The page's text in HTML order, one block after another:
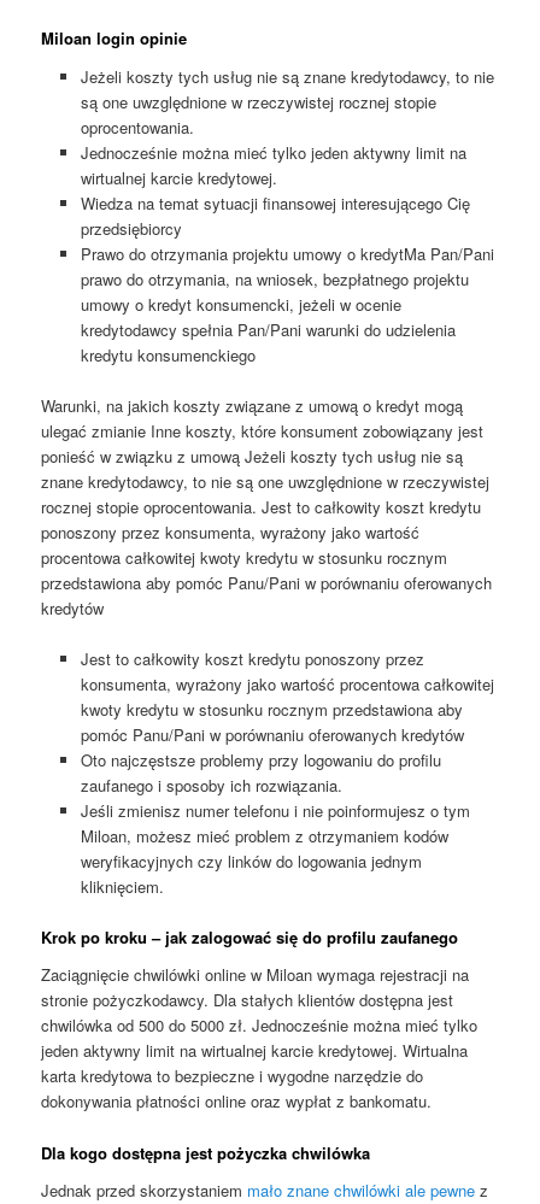
Miloan login opinie
Jeżeli koszty tych usług nie są znane kredytodawcy, to nie
są one uwzględnione w rzeczywistej rocznej stopie
oprocentowania.
Jednocześnie można mieć tylko jeden aktywny limit na
wirtualnej karcie kredytowej.
Wiedza na temat sytuacji finansowej interesującego Cię
przedsiębiorcy
Prawo do otrzymania projektu umowy o kredytMa Pan/Pani
prawo do otrzymania, na wniosek, bezpłatnego projektu
umowy o kredyt konsumencki, jeżeli w ocenie
kredytodawcy spełnia Pan/Pani warunki do udzielenia
kredytu konsumenckiego
Warunki, na jakich koszty związane z umową o kredyt mogą
ulegać zmianie Inne koszty, które konsument zobowiązany jest
ponieść w związku z umową Jeżeli koszty tych usług nie są
znane kredytodawcy, to nie są one uwzględnione w rzeczywistej
rocznej stopie oprocentowania. Jest to całkowity koszt kredytu
ponoszony przez konsumenta, wyrażony jako wartość
procentowa całkowitej kwoty kredytu w stosunku rocznym
przedstawiona aby pomóc Panu/Pani w porównaniu oferowanych
kredytów
Jest to całkowity koszt kredytu ponoszony przez
konsumenta, wyrażony jako wartość procentowa całkowitej
kwoty kredytu w stosunku rocznym przedstawiona aby
pomóc Panu/Pani w porównaniu oferowanych kredytów
Oto najczęstsze problemy przy logowaniu do profilu
zaufanego i sposoby ich rozwiązania.
Jeśli zmienisz numer telefonu i nie poinformujesz o tym
Miloan, możesz mieć problem z otrzymaniem kodów
weryfikacyjnych czy linków do logowania jednym
kliknięciem.
Krok po kroku – jak zalogować się do profilu zaufanego
Zaciągnięcie chwilówki online w Miloan wymaga rejestracji na
stronie pożyczkodawcy. Dla stałych klientów dostępna jest
chwilówka od 500 do 5000 zł. Jednocześnie można mieć tylko
jeden aktywny limit na wirtualnej karcie kredytowej. Wirtualna
karta kredytowa to bezpieczne i wygodne narzędzie do
dokonywania płatności online oraz wypłat z bankomatu.
Dla kogo dostępna jest pożyczka chwilówka
Jednak przed skorzystaniem mało znane chwilówki ale pewne z